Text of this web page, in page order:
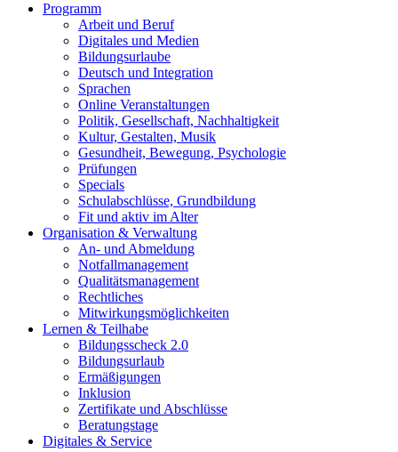
Programm
Arbeit und Beruf
Digitales und Medien
Bildungsurlaube
Deutsch und Integration
Sprachen
Online Veranstaltungen
Politik, Gesellschaft, Nachhaltigkeit
Kultur, Gestalten, Musik
Gesundheit, Bewegung, Psychologie
Prüfungen
Specials
Schulabschlüsse, Grundbildung
Fit und aktiv im Alter
Organisation & Verwaltung
An- und Abmeldung
Notfallmanagement
Qualitätsmanagement
Rechtliches
Mitwirkungsmöglichkeiten
Lernen & Teilhabe
Bildungsscheck 2.0
Bildungsurlaub
Ermäßigungen
Inklusion
Zertifikate und Abschlüsse
Beratungstage
Digitales & Service